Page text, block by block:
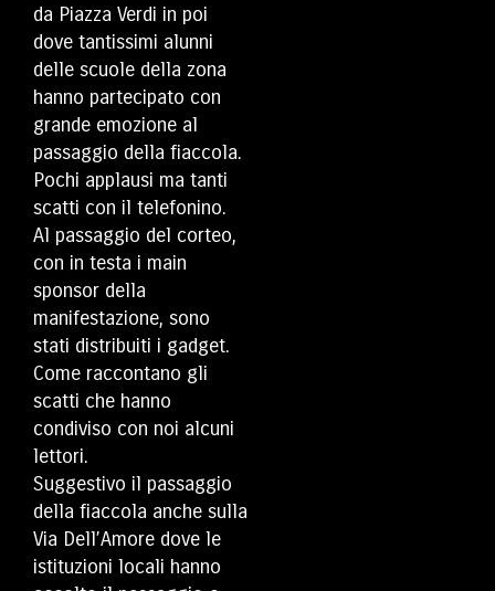
da Piazza Verdi in poi
dove tantissimi alunni
delle scuole della zona
hanno partecipato con
grande emozione al
passaggio della fiaccola.
Pochi applausi ma tanti
scatti con il telefonino.
Al passaggio del corteo,
con in testa i main
sponsor della
manifestazione, sono
stati distribuiti i gadget.
Come raccontano gli
scatti che hanno
condiviso con noi alcuni
lettori.
Suggestivo il passaggio
della fiaccola anche sulla
Via Dell’Amore dove le
istituzioni locali hanno